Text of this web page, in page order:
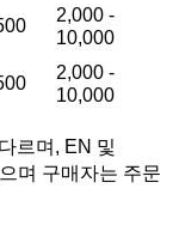
2,000 -
10,000
2,000 -
10,000
르며, EN 및
며 구매자는 주문